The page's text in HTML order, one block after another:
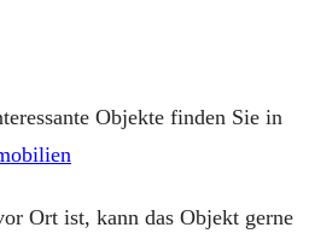
Objekte finden Sie in
Ort ist, kann das Objekt gerne